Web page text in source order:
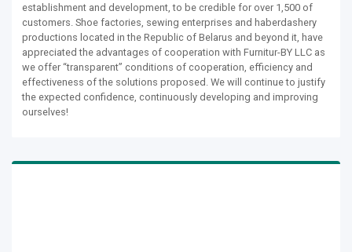
establishment and development, to be credible for over 1,500 of
customers. Shoe factories, sewing enterprises and haberdashery
productions located in the Republic of Belarus and beyond it, have
appreciated the advantages of cooperation with Furnitur-BY LLC as
we offer “transparent” conditions of cooperation, efficiency and
effectiveness of the solutions proposed. We will continue to justify
the expected confidence, continuously developing and improving
ourselves!